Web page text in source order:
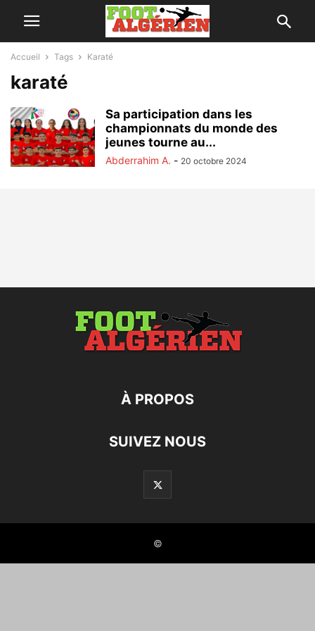
Accueil Tags Karaté
karaté
Sa participation dans les
championnats du monde des
jeunes tourne au...
Abderrahim A. - 20 octobre 2024
À PROPOS
SUIVEZ NOUS
©